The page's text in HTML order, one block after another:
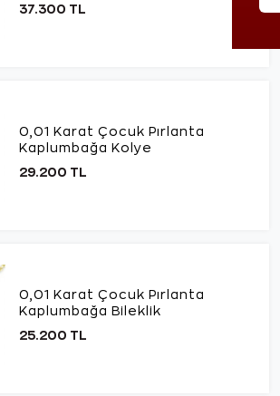
37.300 TL
0,01 Karat Çocuk Pırlanta
Kaplumbağa Kolye
29.200 TL
0,01 Karat Çocuk Pırlanta
Kaplumbağa Bileklik
25.200 TL